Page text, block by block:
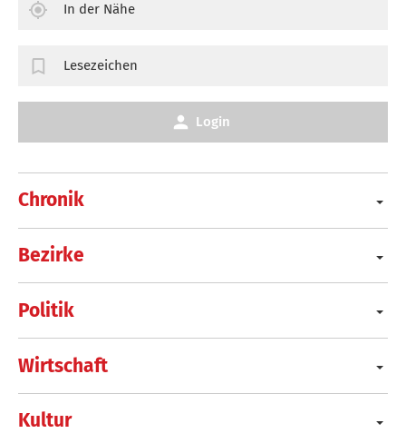
Chronik
Bezirke
Politik
Wirtschaft
Kultur
In der Nähe
Lesezeichen
Login